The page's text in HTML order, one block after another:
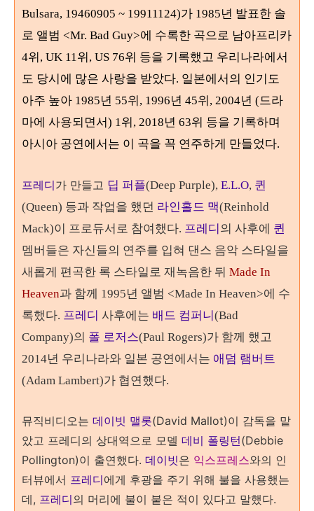
Bulsara, 19460905 ~ 19911124)가 1985년 발표한 솔
로 앨범 <Mr. Bad Guy>에 수록한 곡으로 남아프리카
4위, UK 11위, US 76위 등을 기록했고 우리나라에서
도 당시에 많은 사랑을 받았다. 일본에서의 인기도
아주 높아 1985년 55위, 1996년 45위, 2004년 (드라
마에 사용되면서) 1위, 2018년 63위 등을 기록하며
아시아 공연에서는 이 곡을 꼭 연주하게 만들었다.
프레디가 만들고 딥 퍼플(Deep Purple), E.L.O, 퀸
(Queen) 등과 작업을 했던 라인홀드 맥(Reinhold
Mack)이 프로듀서로 참여했다. 프레디 의 사후에 퀸
멤버들은 자신들의 연주를 입혀 댄스 음악 스타일을
새롭게 편곡한 록 스타일로 재녹음한 뒤 Made In
Heaven과 함께 1995년 앨범 <Made In Heaven>에 수
록했다. 프레디 사후에는 배드 컴퍼니 (Bad
Company)의 폴 로저스(Paul Rogers)가 함께 했고
2014년 우리나라와 일본 공연에서는 애덤 램버트
(Adam Lambert)가 협연했다.
뮤직비디오는 데이빗 맬롯(David Mallot)이 감독을 맡
았고 프레디의 상대역으로 모델 데비 폴링턴(Debbie
Pollington)이 출연했다. 데이빗은 익스프레스와의 인
터뷰에서 프레디에게 후광을 주기 위해 불을 사용했는
데, 프레디의 머리에 불이 붙은 적이 있다고 말했다.